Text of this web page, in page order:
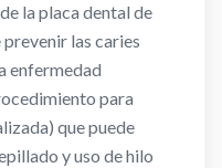
la placa dental de
las caries
enfermedad
para
que puede
y uso de hilo